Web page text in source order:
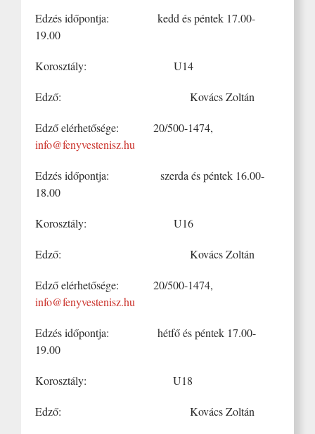
Edzés időpontja: kedd és péntek 17.00-
19.00
Korosztály: U14
Edző: Kovács Zoltán
Edző elérhetősége: 20/500-1474,
info@fenyvestenisz.hu
Edzés időpontja: szerda és péntek 16.00-
18.00
Korosztály: U16
Edző: Kovács Zoltán
Edző elérhetősége: 20/500-1474,
info@fenyvestenisz.hu
Edzés időpontja: hétfő és péntek 17.00-
19.00
Korosztály: U18
Edző: Kovács Zoltán